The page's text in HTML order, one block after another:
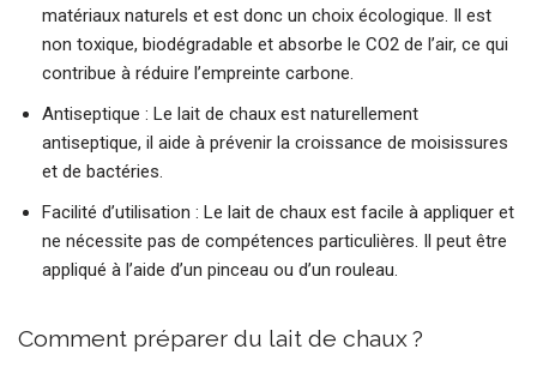
matériaux naturels et est donc un choix écologique. Il est
non toxique, biodégradable et absorbe le CO2 de l’air, ce qui
contribue à réduire l’empreinte carbone.
Antiseptique : Le lait de chaux est naturellement
antiseptique, il aide à prévenir la croissance de moisissures
et de bactéries.
Facilité d’utilisation : Le lait de chaux est facile à appliquer et
ne nécessite pas de compétences particulières. Il peut être
appliqué à l’aide d’un pinceau ou d’un rouleau.
Comment préparer du lait de chaux ?